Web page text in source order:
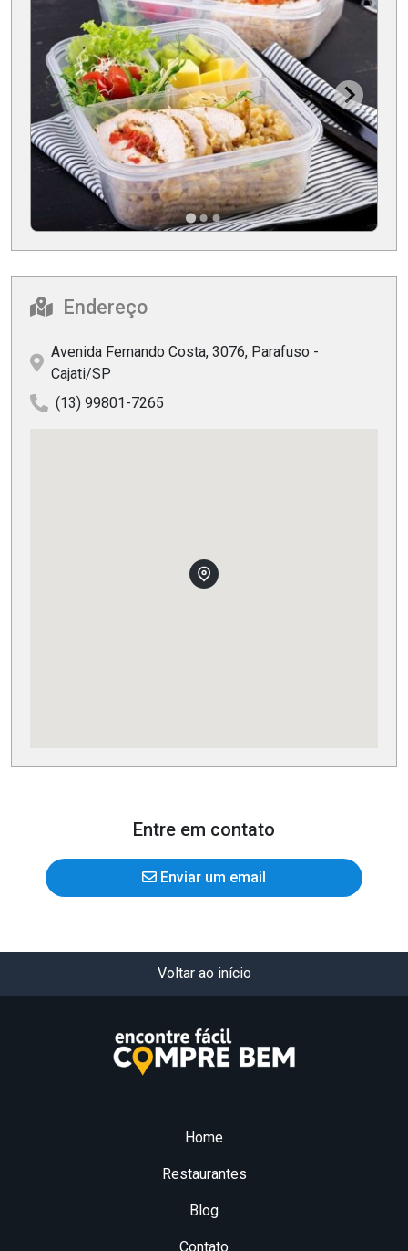
Endereço
Avenida Fernando Costa, 3076, Parafuso -
Cajati/SP
(13) 99801-7265
Entre em contato
Enviar um email
Voltar ao início
Home
Restaurantes
Blog
Contato